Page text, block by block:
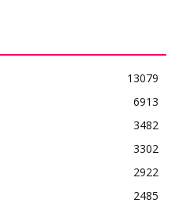
13079
6913
3482
3302
2922
2485